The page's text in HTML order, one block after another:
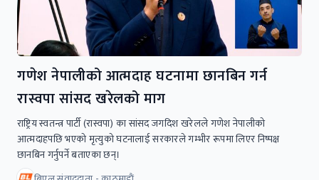
गणेश नेपालीको आत्मदाह घटनामा छानबिन गर्न
रास्वपा सांसद खरेलको माग
राष्ट्रिय स्वतन्त्र पार्टी (रास्वपा) का सांसद जगदिश खरेलले गणेश नेपालीको
आत्मदाहपछि भएको मृत्युको घटनालाई सरकारले गम्भीर रूपमा लिएर निष्पक्ष
छानबिन गर्नुपर्ने बताएका छन्।